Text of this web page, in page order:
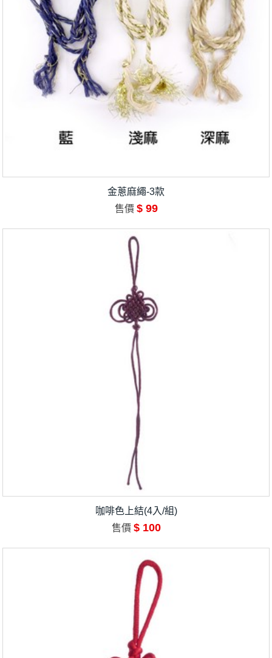
金蔥麻繩-3款
售價 $ 99
咖啡色上結(4入/組)
售價 $ 100